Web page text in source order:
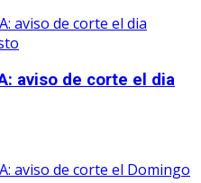
aviso de corte el dia